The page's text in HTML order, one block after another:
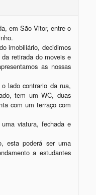
em São Vitor, entre o
imobiliário, decidimos
retirada do moveis e
as nossas
lado contrario da rua,
tem um WC, duas
com um terraço com
viatura, fechada e
esta poderá ser uma
a estudantes